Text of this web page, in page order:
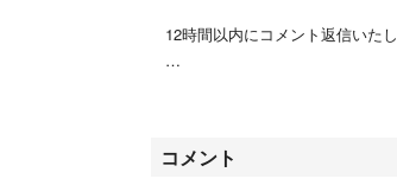
12時間以内にコメント返信いた
よろしくお願いします！
コメント